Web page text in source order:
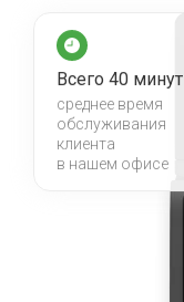
Всего 40 минут
среднее время
обслуживания
клиента
в нашем офисе